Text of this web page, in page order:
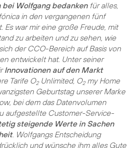
Wolfgang bedankenfür alles,
in den vergangenen fünf
Es war mir eine große Freude, mit
zu arbeiten und zu sehen, wie
der CCO-Bereich auf Basis von
entwickelt hat. Unter seiner
Innovationen auf den Markt
Tarife O2Unlimited, O2my Home
Geburtstag unserer Marke
bei dem das Datenvolumen
aufgestellte Customer-Service-
steigende Werte in Sachen
. Wolfgangs Entscheidung
und wünsche ihm alles Gute